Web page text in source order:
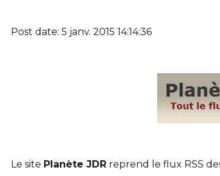
Post date: 5 janv. 2015 14:14:36
Le site Planète JDR reprend le flux RSS